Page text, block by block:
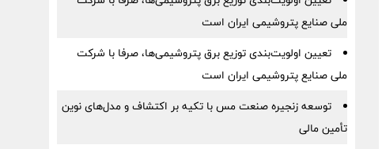
ملی صنایع پتروشیمی ایران است
تعیین اولویت‌بندی توزیع برق پتروشیمی‌ها، صرفا با شرکت
ملی صنایع پتروشیمی ایران است
توسعه زنجیره صنعت مس با تکیه بر اکتشاف و مدل‌های نوین
تأمین مالی